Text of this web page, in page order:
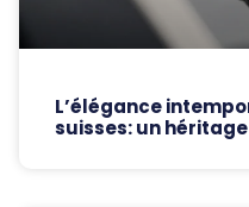
L’élégance
suisses: un